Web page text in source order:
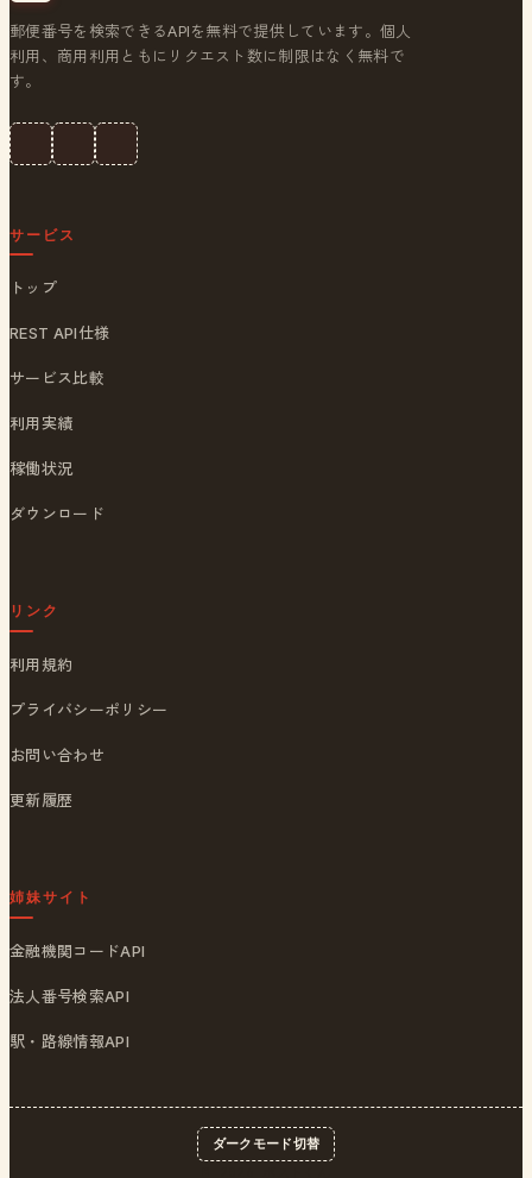
郵便番号を検索できるAPIを無料で提供しています。個人
利用、商用利用ともにリクエスト数に制限はなく無料で
す。
サービス
トップ
REST API仕様
サービス比較
利用実績
稼働状況
ダウンロード
リンク
利用規約
プライバシーポリシー
お問い合わせ
更新履歴
姉妹サイト
金融機関コードAPI
法人番号検索API
駅・路線情報API
ダークモード切替